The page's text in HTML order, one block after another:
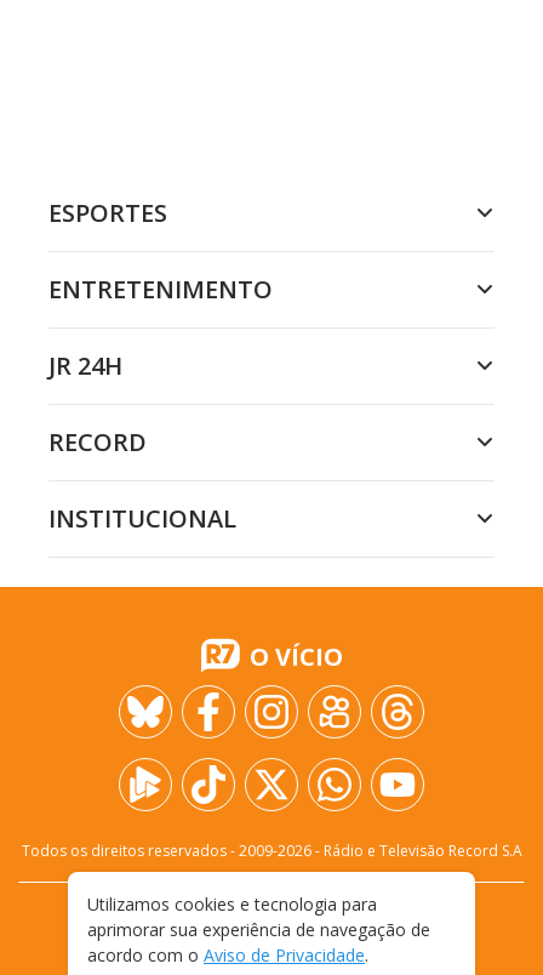
ESPORTES
ENTRETENIMENTO
JR 24H
RECORD
INSTITUCIONAL
O VÍCIO
Todos os direitos reservados - 2009-2026- Rádio e Televisão Record S.A
FALE CONOSCO
PRIVACIDADE
TERMOS E CONDIÇÕES DE USO
Utilizamos cookies e tecnologia para
aprimorar sua experiência de navegação de
acordo com o Aviso de Privacidade.